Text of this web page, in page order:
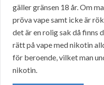
gäller gränsen 18 år. Om
pröva vape samt icke är
det är en rolig sak då finns
rätt på vape med nikotin
för beroende, vilket man
nikotin.